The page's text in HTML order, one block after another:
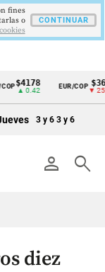
$4178
▲ 0.42
EUR/COP $3672
▼ 25.00
3 y 6 3 y 6
person search
diez
fines
o
CONTINUAR